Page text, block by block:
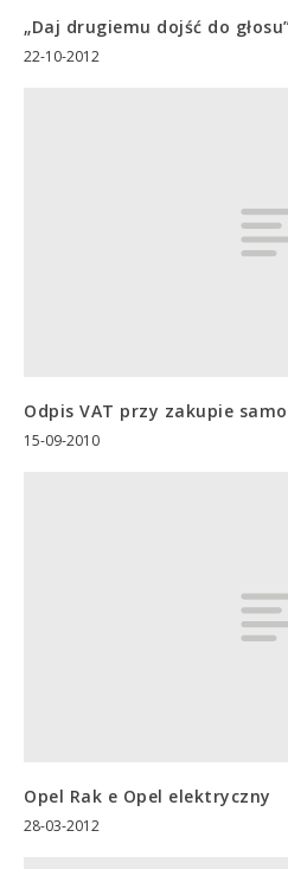
„Daj drugiemu dojść do
22-10-2012
Odpis VAT przy zakupie
15-09-2010
Opel Rak e Opel elektryczny
28-03-2012